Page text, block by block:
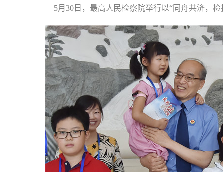
5月30日，最高人民检察院举行以“同舟共济，